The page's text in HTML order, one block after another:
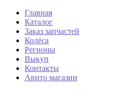
Главная
Каталог
Заказ запчастей
Колёса
Регионы
Выкуп
Контакты
Авито магазин